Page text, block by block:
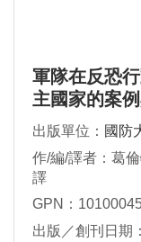
軍隊在反恐
主國家的案
出版單位： 國防
作/編/譯者：葛
譯
GPN：
出版／創刊日期